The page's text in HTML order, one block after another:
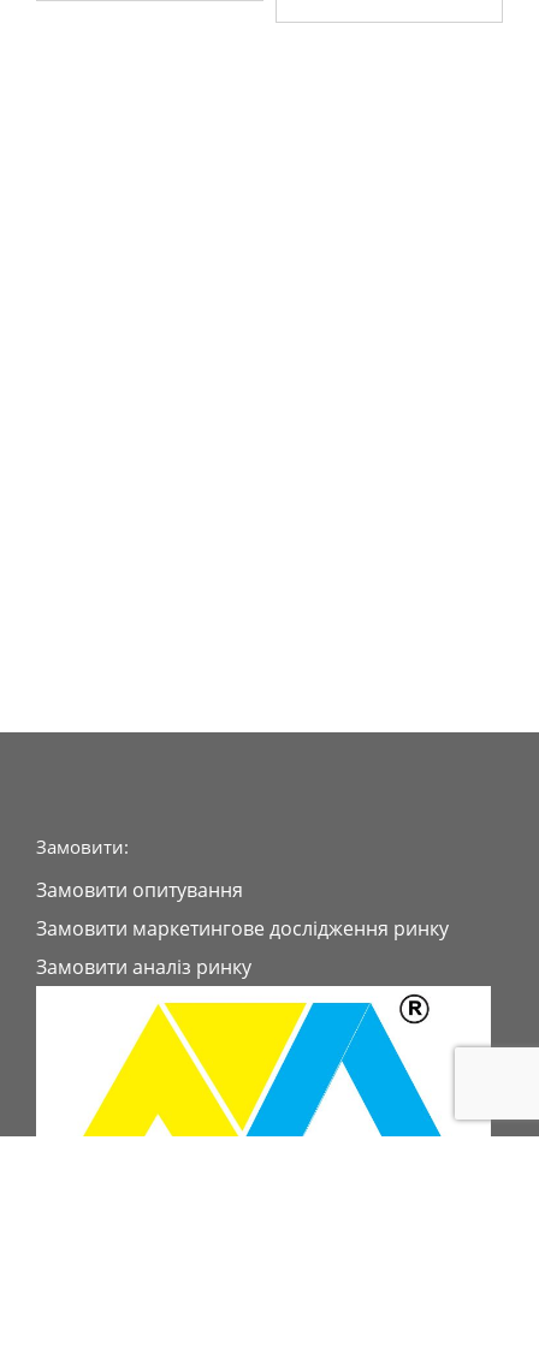
Замовити:
Замовити опитування
Замовити маркетингове дослідження ринку
Замовити аналіз ринку